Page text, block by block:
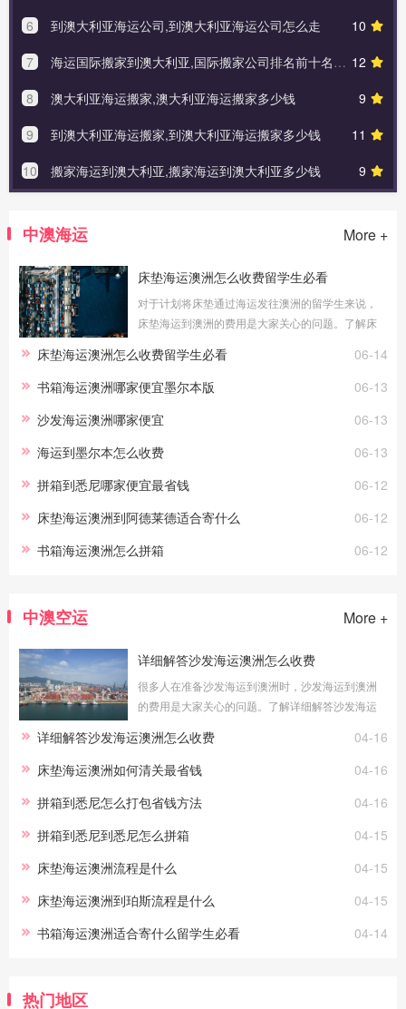
10
6
到澳大利亚海运公司,到澳大利亚海运公司怎么走
12
7
海运国际搬家到澳大利亚,国际搬家公司排名前十名推荐
9
8
澳大利亚海运搬家,澳大利亚海运搬家多少钱
11
9
到澳大利亚海运搬家,到澳大利亚海运搬家多少钱
9
10 搬家海运到澳大利亚,搬家海运到澳大利亚多少钱
中澳海运 More +
床垫海运澳洲怎么收费留学生必看
对于计划将床垫通过海运发往澳洲的留学生来说，
床垫海运到澳洲的费用是大家关心的问题。了解床
帮助您更好地预算物流成本。海运费
06-14
床垫海运澳洲怎么收费留学生必看
06-13
书箱海运澳洲哪家便宜墨尔本版
06-13
沙发海运澳洲哪家便宜
06-13
海运到墨尔本怎么收费
06-12
拼箱到悉尼哪家便宜最省钱
06-12
床垫海运澳洲到阿德莱德适合寄什么
06-12
书箱海运澳洲怎么拼箱
中澳空运 More +
详细解答沙发海运澳洲怎么收费
很多人在准备沙发海运到澳洲时，沙发海运到澳洲
的费用是大家关心的问题。了解详细解答沙发海运
物流成本。海运费用的计算方式：整柜
04-16
详细解答沙发海运澳洲怎么收费
04-16
床垫海运澳洲如何清关最省钱
04-16
拼箱到悉尼怎么打包省钱方法
04-15
拼箱到悉尼到悉尼怎么拼箱
04-15
床垫海运澳洲流程是什么
04-15
床垫海运澳洲到珀斯流程是什么
04-14
书箱海运澳洲适合寄什么留学生必看
热门地区